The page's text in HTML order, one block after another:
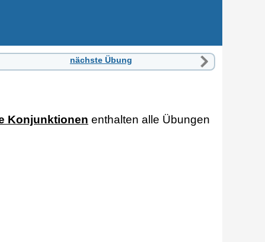
nächste Übung
Konjunktionen enthalten alle Übungen